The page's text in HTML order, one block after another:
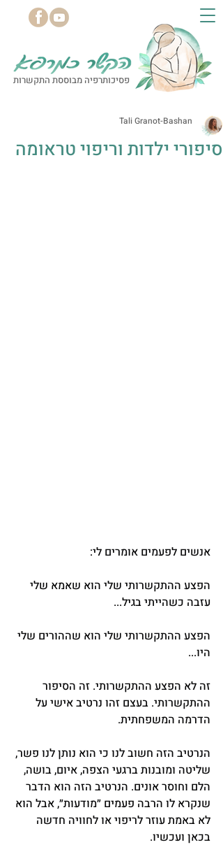
פסיכותרפיה מבוססת התקשרות
סיפורי ילדות וריפוי טראומה
Tali Granot-Bashan
אנשים לפעמים אומרים לי:
הפצע ההתקשרותי שלי הוא שאמא שלי
עזבה כשהייתי בגיל...
הפצע ההתקשרותי שלי הוא שההורים שלי
היו...
זה לא הפצע ההתקשרותי. זה הסיפור
ההתקשרותי. בעצם זהו נרטיב אישי על
הדרמה המשפחתית.
הנרטיב הזה חשוב לנו כי הוא נותן לנו פשר,
שליטה ומובנות ברגעי הצפה, איום, בושה,
הלם וחוסר אונים. הנרטיב הזה הוא הדבר
שנקרא לו הרבה פעמים ״מודעות״, אבל הוא
לא באמת עוזר לריפוי או לחוויה חדשה
בכאן ועכשיו.